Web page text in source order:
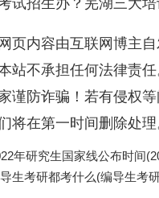
10余位教师取得硕士
习。学校拥有天象馆
胶跑道运动场等硬件设
。学校环境优美，设
湖研究生考试招生办和
就结束了，不知道你
果你还想了解更多这
试招生办？芜湖三大
页内容由互联网博主
站不承担任何法律责
谨防诈骗！若有侵权
将在第一时间删除处理
年研究生国家线公布时间(2022年研究
生考研都考什么(编导生考